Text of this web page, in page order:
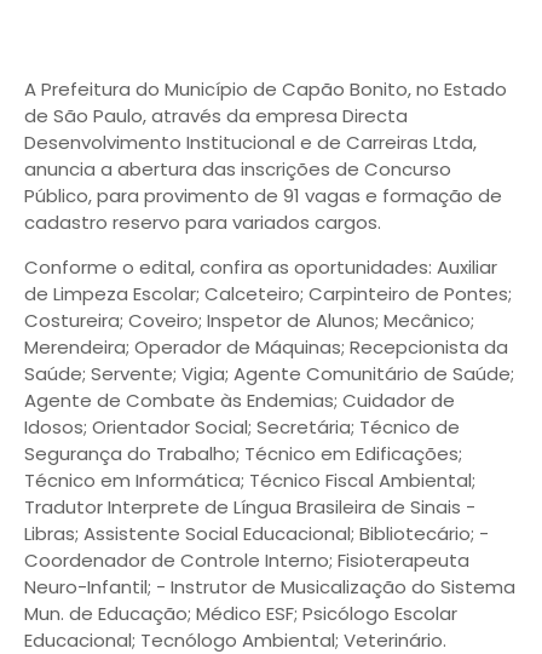
A Prefeitura do Município de Capão Bonito, no Estado
de São Paulo, através da empresa Directa
Desenvolvimento Institucional e de Carreiras Ltda,
anuncia a abertura das inscrições de Concurso
Público, para provimento de 91 vagas e formação de
cadastro reservo para variados cargos.
Conforme o edital, confira as oportunidades: Auxiliar
de Limpeza Escolar; Calceteiro; Carpinteiro de Pontes;
Costureira; Coveiro; Inspetor de Alunos; Mecânico;
Merendeira; Operador de Máquinas; Recepcionista da
Saúde; Servente; Vigia; Agente Comunitário de Saúde;
Agente de Combate às Endemias; Cuidador de
Idosos; Orientador Social; Secretária; Técnico de
Segurança do Trabalho; Técnico em Edificações;
Técnico em Informática; Técnico Fiscal Ambiental;
Tradutor Interprete de Língua Brasileira de Sinais -
Libras; Assistente Social Educacional; Bibliotecário; -
Coordenador de Controle Interno; Fisioterapeuta
Neuro-Infantil; - Instrutor de Musicalização do Sistema
Mun. de Educação; Médico ESF; Psicólogo Escolar
Educacional; Tecnólogo Ambiental; Veterinário.